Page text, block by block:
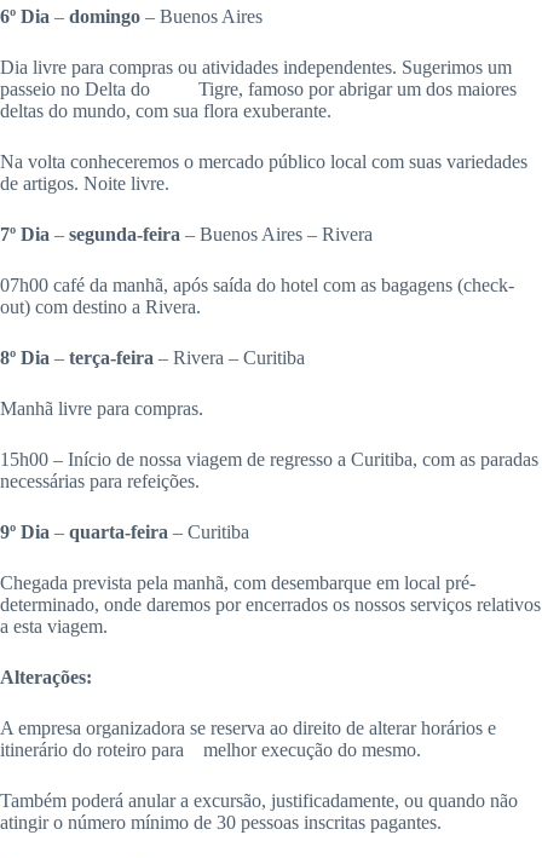
6º Dia – domingo – Buenos Aires
Dia livre para compras ou atividades independentes. Sugerimos um
passeio no Delta do Tigre, famoso por abrigar um dos maiores
deltas do mundo, com sua flora exuberante.
Na volta conheceremos o mercado público local com suas variedades
de artigos. Noite livre.
7º Dia – segunda-feira – Buenos Aires – Rivera
07h00 café da manhã, após saída do hotel com as bagagens (check-
out) com destino a Rivera.
8º Dia – terça-feira – Rivera – Curitiba
Manhã livre para compras.
15h00 – Início de nossa viagem de regresso a Curitiba, com as paradas
necessárias para refeições.
9º Dia – quarta-feira – Curitiba
Chegada prevista pela manhã, com desembarque em local pré-
determinado, onde daremos por encerrados os nossos serviços relativos
a esta viagem.
Alterações:
A empresa organizadora se reserva ao direito de alterar horários e
itinerário do roteiro para melhor execução do mesmo.
Também poderá anular a excursão, justificadamente, ou quando não
atingir o número mínimo de 30 pessoas inscritas pagantes.